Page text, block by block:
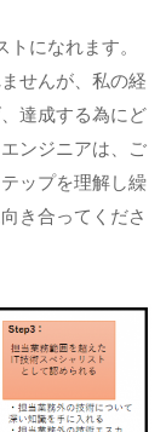
になれます。
せんが、私の経
達成する為にど
ンジニアは、ご
ップを理解し繰
き合ってくださ